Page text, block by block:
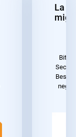
La
Best
negli